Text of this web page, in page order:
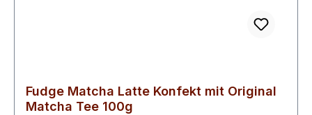
Fudge Matcha Latte Konfekt mit Original
Matcha Tee 100g